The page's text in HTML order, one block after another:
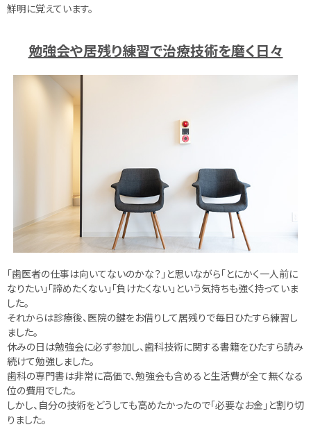
鮮明に覚えています。
勉強会や居残り練習で治療技術を磨く日々
「歯医者の仕事は向いてないのかな？」と思いながら「とにかく一人前に
なりたい」「諦めたくない」「負けたくない」という気持ちも強く持っていま
した。
それからは診療後、医院の鍵をお借りして居残りで毎日ひたすら練習し
ました。
休みの日は勉強会に必ず参加し、歯科技術に関する書籍をひたすら読み
続けて勉強しました。
歯科の専門書は非常に高価で、勉強会も含めると生活費が全て無くなる
位の費用でした。
しかし、自分の技術をどうしても高めたかったので「必要なお金」と割り切
りました。